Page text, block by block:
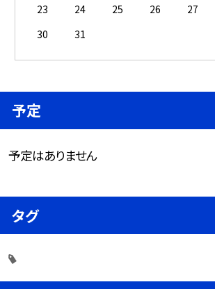
23
24 25 26 27
30
31
予定
予定はありません
タグ